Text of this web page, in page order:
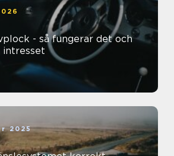
- så fungerar det och
intresset
2025